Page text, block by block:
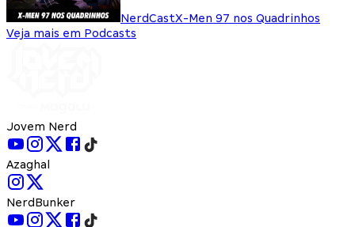
NerdCastX-Men 97 nos Quadrinhos
Veja mais em Podcasts
Jovem Nerd
Azaghal
NerdBunker